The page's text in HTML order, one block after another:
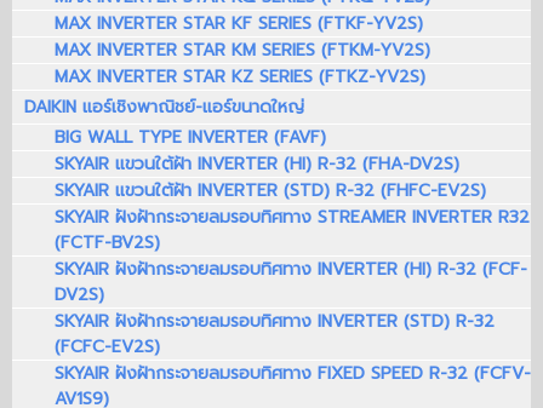
MAX INVERTER STAR KF SERIES (FTKF-YV2S)
MAX INVERTER STAR KM SERIES (FTKM-YV2S)
MAX INVERTER STAR KZ SERIES (FTKZ-YV2S)
DAIKIN แอร์เชิงพาณิชย์-แอร์ขนาดใหญ่
BIG WALL TYPE INVERTER (FAVF)
SKYAIR แขวนใต้ฝ้า INVERTER (HI) R-32 (FHA-DV2S)
SKYAIR แขวนใต้ฝ้า INVERTER (STD) R-32 (FHFC-EV2S)
SKYAIR ฝังฝ้ากระจายลมรอบทิศทาง STREAMER INVERTER R32
(FCTF-BV2S)
SKYAIR ฝังฝ้ากระจายลมรอบทิศทาง INVERTER (HI) R-32 (FCF-
DV2S)
SKYAIR ฝังฝ้ากระจายลมรอบทิศทาง INVERTER (STD) R-32
(FCFC-EV2S)
SKYAIR ฝังฝ้ากระจายลมรอบทิศทาง FIXED SPEED R-32 (FCFV-
AV1S9)